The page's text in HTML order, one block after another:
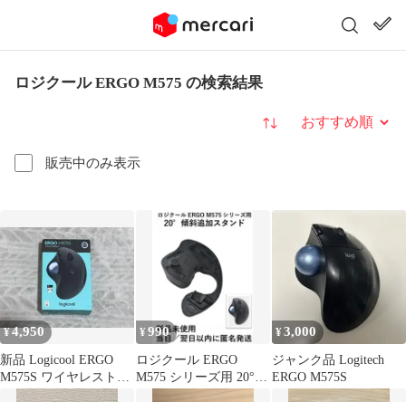
ロジクール ERGO M575 の検索結果
販売中のみ表示
並び替え
¥4,950
新品 Logicool ERGO
M575S ワイヤレストラ
ックボール 本体
¥990
ロジクール ERGO
M575 シリーズ用 20°傾
¥3,000
ジャンク品 Logitech
ERGO M575S